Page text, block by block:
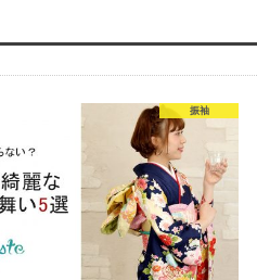
振袖